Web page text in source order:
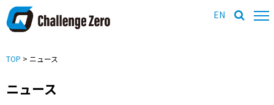
EN
TOP > ニュース
ニュース